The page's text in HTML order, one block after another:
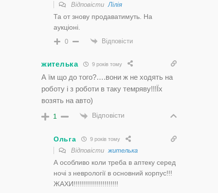
Відповісти Лілія
Та от знову продаватимуть. На
аукціоні.
0 Відповісти
жителька 9 років тому
А їм що до того?….вони ж не ходять на
роботу і з роботи в таку темряву!!!Їх
возять на авто)
1 Відповісти
Ольга 9 років тому
Відповісти жителька
А особливо коли треба в аптеку серед
ночі з неврології в основний корпус!!!
ЖАХИ!!!!!!!!!!!!!!!!!!!!!!!